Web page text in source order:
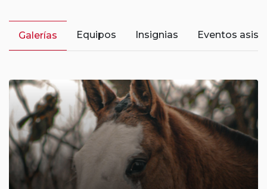
Galerías Equipos Insignias Eventos